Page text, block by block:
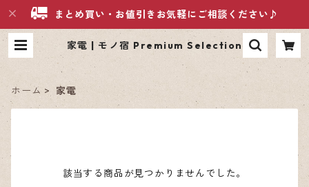
まとめ買い・お値引きお気軽にご相談ください♪
家電 | モノ宿 Premium Selection
ホーム 家電
該当する商品が見つかりませんでした。